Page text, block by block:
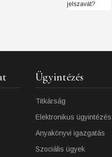
jelszavát?
Ügyintézés
Titkárság
Elektronikus ügyintézés
Anyakönyvi igazgatás
Szociális ügyek